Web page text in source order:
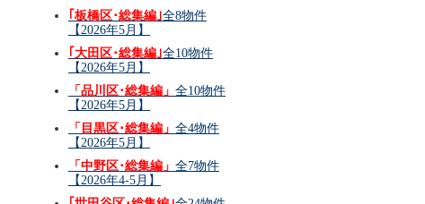
｢板橋区･総集編｣全8物件
【2026年5月】
｢大田区･総集編｣全10物件
【2026年5月】
「品川区･総集編」 全10物件
【2026年5月】
「目黒区･総集編」 全4物件
【2026年5月】
「中野区･総集編」 全7物件
【2026年4-5月】